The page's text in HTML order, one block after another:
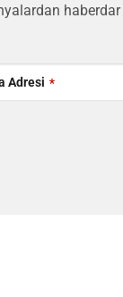
Adresi *